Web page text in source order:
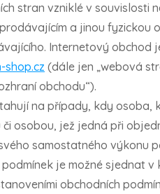
stran vzniklé v souvislosti
a jinou fyzickou
Internetový obchod
shop.cz (dále jen „webová
obchodu“).
na případy, kdy osoba,
osobou, jež jedná při
samostatného výkonu
je možné sjednat v
obchodních